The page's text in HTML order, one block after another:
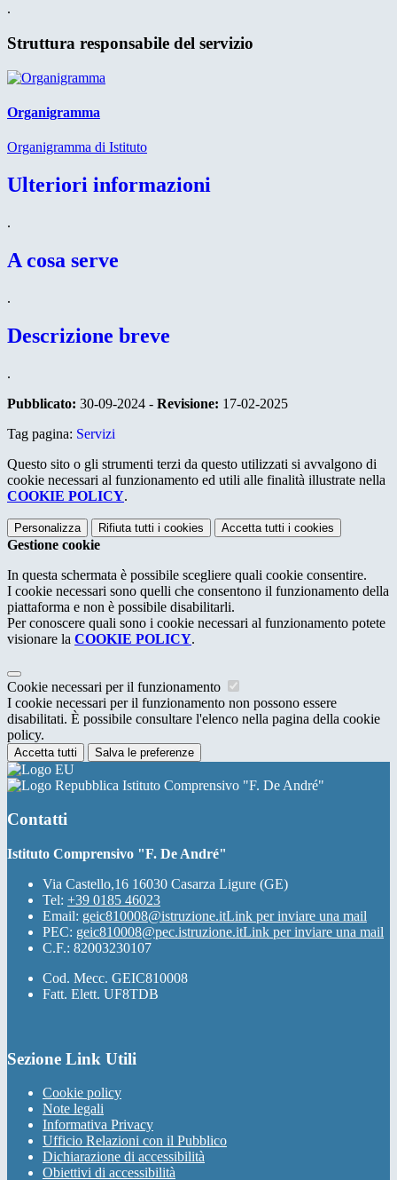
.
Struttura responsabile del servizio
Organigramma
Organigramma di Istituto
Ulteriori informazioni
.
A cosa serve
.
Descrizione breve
.
Pubblicato: 30-09-2024 - Revisione: 17-02-2025
Tag pagina: Servizi
Questo sito o gli strumenti terzi da questo utilizzati si avvalgono di
cookie necessari al funzionamento ed utili alle finalità illustrate nella
COOKIE POLICY.
Personalizza Rifiuta tutti i cookies Accetta tutti i cookies
Gestione cookie
In questa schermata è possibile scegliere quali cookie consentire.
I cookie necessari sono quelli che consentono il funzionamento della
piattaforma e non è possibile disabilitarli.
Per conoscere quali sono i cookie necessari al funzionamento potete
visionare la COOKIE POLICY.
Cookie necessari per il funzionamento
I cookie necessari per il funzionamento non possono essere
disabilitati. È possibile consultare l'elenco nella pagina della cookie
policy.
Accetta tutti Salva le preferenze
Istituto Comprensivo "F. De André"
Contatti
Istituto Comprensivo "F. De André"
Via Castello,16 16030 Casarza Ligure (GE)
Tel: +39 0185 46023
Email: geic810008@istruzione.itLink per inviare una mail
PEC: geic810008@pec.istruzione.itLink per inviare una mail
C.F.: 82003230107
Cod. Mecc. GEIC810008
Fatt. Elett. UF8TDB
Sezione Link Utili
Cookie policy
Note legali
Informativa Privacy
Ufficio Relazioni con il Pubblico
Dichiarazione di accessibilità
Obiettivi di accessibilità